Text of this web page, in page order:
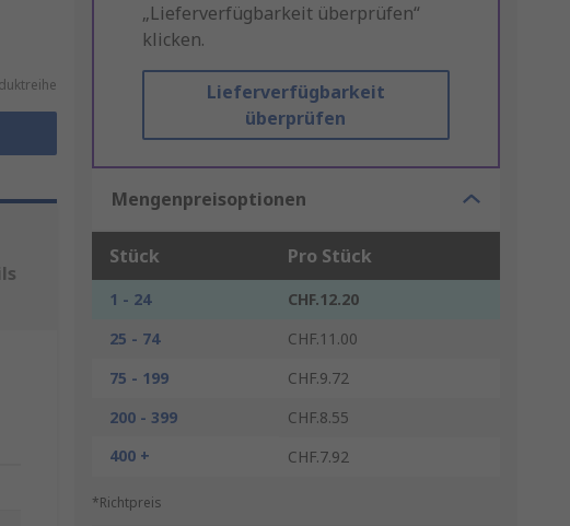
„Lieferverfügbarkeit überprüfen“
klicken.
Lieferverfügbarkeit
überprüfen
Mengenpreisoptionen
Stück Pro Stück
1 - 24
CHF.12.20
25 - 74
CHF.11.00
75 - 199
CHF.9.72
200 - 399
CHF.8.55
400 +
CHF.7.92
*Richtpreis